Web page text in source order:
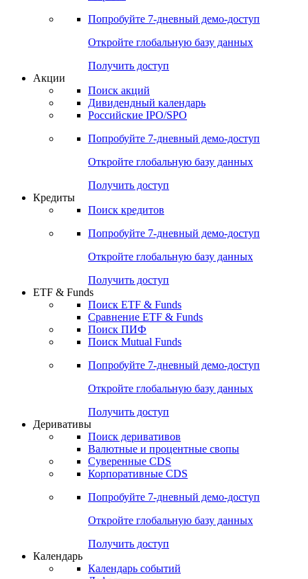
Cbonds Pages
Опросы
Попробуйте7-дневный
Откройте глобальную базу данных
Получить доступ
Поиск акций
Российские IPO/SPO
Попробуйте7-дневный
Откройте глобальную базу данных
Получить доступ
Поиск кредитов
Попробуйте7-дневный
Откройте глобальную базу данных
Получить доступ
ETF & Funds
Сравнение ETF & Funds
Поиск Mutual Funds
Попробуйте7-дневный
Откройте глобальную базу данных
Получить доступ
Деривативы
Валютные и процентные свопы
Корпоративные CDS
Попробуйте7-дневный
Откройте глобальную базу данных